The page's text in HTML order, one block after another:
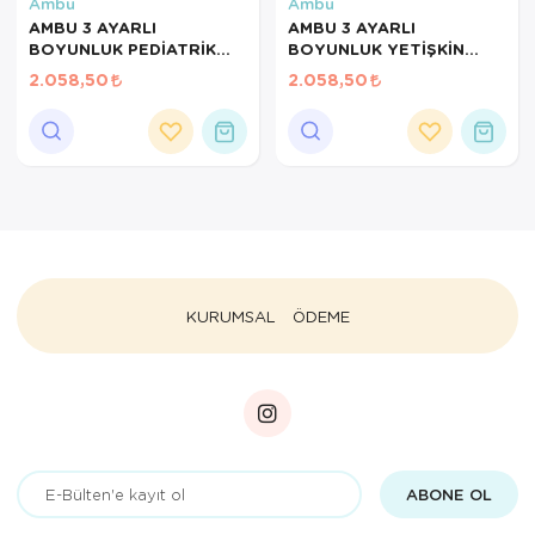
Tansiyon
Tansiyon
Tıbbi Cihazlar
Hasta Bakım Ürünleri
Hasta Bakım Ürünleri
Hava nemlendirici
Kişisel Bakım ve Sağlık
Ortopedi Ürünleri
AMBU 3 AYARLI
BOYUNLUK PEDİATRİK
MODEL İLK YARDIM A
UYGUN
2.058,50
AMBU 3 AYARLI
BOYUNLUK YETİŞKİN
MODEL İLK YARDIM A
UYGUN
2.058,50
KURUMSAL ÖDEME
ABONE OL